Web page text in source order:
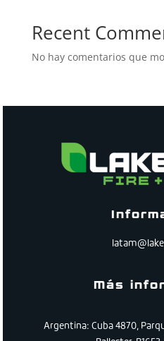
Recent
No hay comentarios que
Más
Argentina: Cuba 4870,